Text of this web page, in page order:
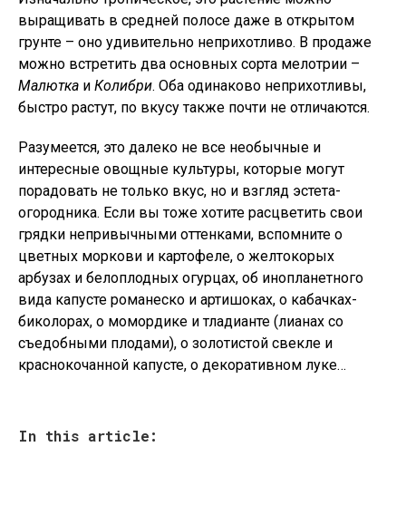
выращивать в средней полосе даже в открытом
грунте – оно удивительно неприхотливо. В продаже
можно встретить два основных сорта мелотрии –
Малютка и Колибри. Оба одинаково неприхотливы,
быстро растут, по вкусу также почти не отличаются.
Разумеется, это далеко не все необычные и
интересные овощные культуры, которые могут
порадовать не только вкус, но и взгляд эстета-
огородника. Если вы тоже хотите расцветить свои
грядки непривычными оттенками, вспомните о
цветных моркови и картофеле, о желтокорых
арбузах и белоплодных огурцах, об инопланетного
вида капусте романеско и артишоках, о кабачках-
биколорах, о момордике и тладианте (лианах со
съедобными плодами), о золотистой свекле и
краснокочанной капусте, о декоративном луке…
In this article: